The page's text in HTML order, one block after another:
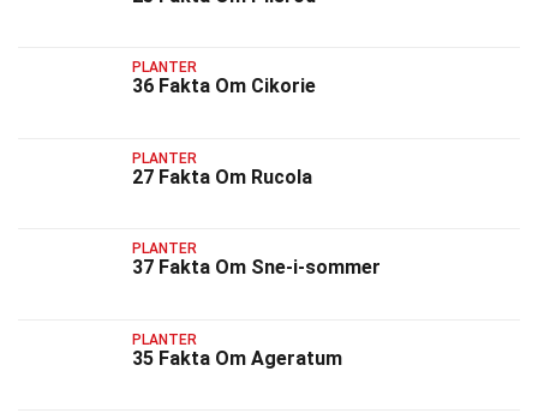
PLANTER
36 Fakta Om Cikorie
PLANTER
27 Fakta Om Rucola
PLANTER
37 Fakta Om Sne-i-sommer
PLANTER
35 Fakta Om Ageratum